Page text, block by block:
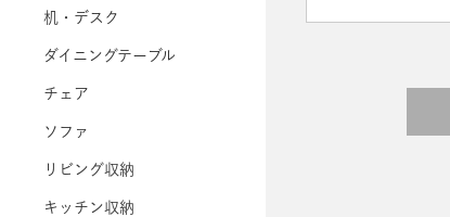
机・デスク
ダイニングテーブル
チェア
ソファ
リビング収納
キッチン収納
須)